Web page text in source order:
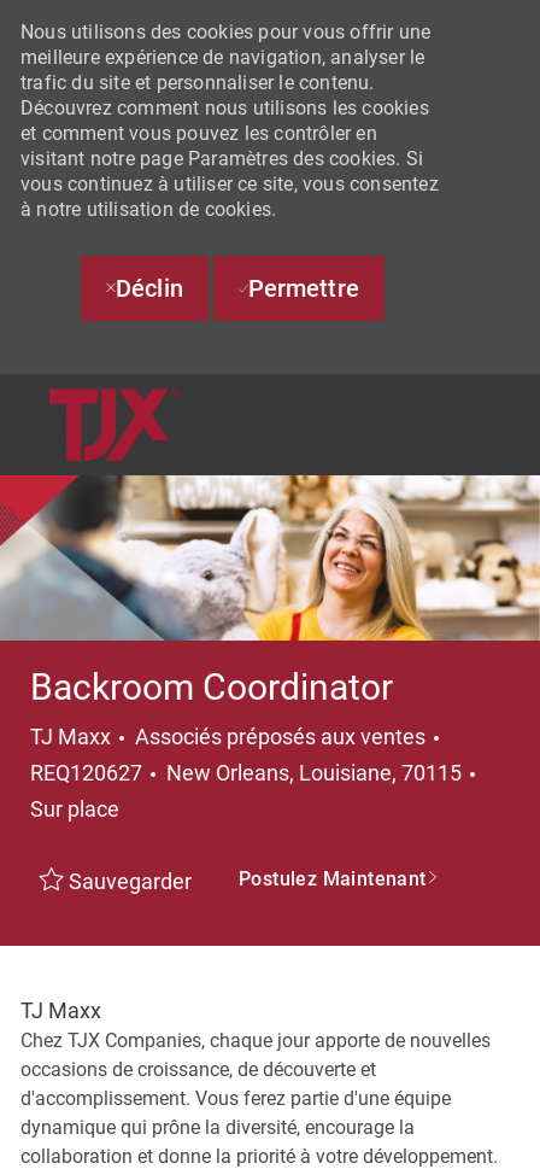
SKIP TO MAIN CONTENT
Nous utilisons des cookies pour vous offrir une
meilleure expérience de navigation, analyser le
trafic du site et personnaliser le contenu.
Découvrez comment nous utilisons les cookies
et comment vous pouvez les contrôler en
visitant notre page Paramètres des cookies. Si
vous continuez à utiliser ce site, vous consentez
à notre utilisation de cookies.
Déclin Permettre
Backroom Coordinator
TJ Maxx Catégorie
Associés préposés aux ventes
REQ120627
Emplacement
New Orleans, Louisiane, 70115
Sur place
Sauvegarder Postulez Maintenant
TJ Maxx
Chez TJX Companies, chaque jour apporte de nouvelles
occasions de croissance, de découverte et
d'accomplissement. Vous ferez partie d'une équipe
dynamique qui prône la diversité, encourage la
collaboration et donne la priorité à votre développement.